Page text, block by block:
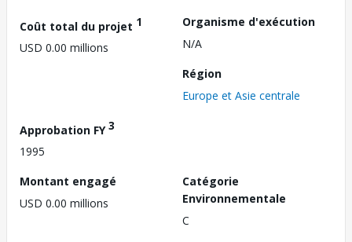
Coût total du projet 1
USD 0.00 millions
Organisme d'exécution
N/A
Région
Europe et Asie centrale
Approbation FY3
1995
Montant engagé
USD 0.00 millions
Catégorie
Environnementale
C